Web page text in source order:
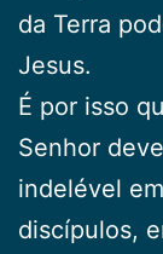
da Terra
Jesus.
É por isso
Senhor
indelével
discípulos,